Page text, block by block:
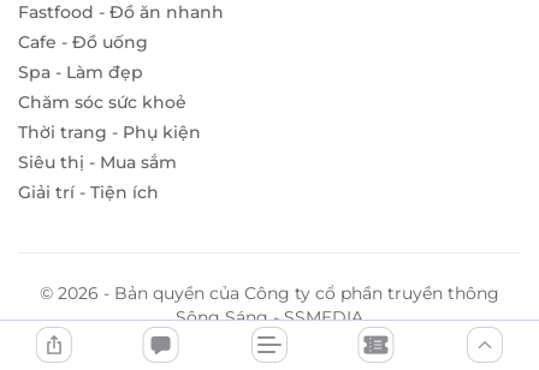
Fastfood - Đồ ăn nhanh
Cafe - Đồ uống
Spa - Làm đẹp
Chăm sóc sức khoẻ
Thời trang - Phụ kiện
Siêu thị - Mua sắm
Giải trí - Tiện ích
© 2026 - Bản quyền của Công ty cổ phần truyền thông
Sông Sáng - SSMEDIA